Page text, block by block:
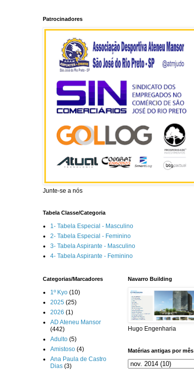
Patrocinadores
Junte-se a nós
Tabela Classe/Categoria
1- Tabela Especial - Masculino
2- Tabela Especial - Feminino
3- Tabela Aspirante - Masculino
4- Tabela Aspirante - Feminino
Categorias/Marcadores
1º Kyo (10)
2025 (25)
2026 (1)
AD Ateneu Mansor
(442)
Adulto (5)
Amistoso (4)
Ana Paula de Castro
Dias (3)
Navarro Building
Hugo Engenharia
Matérias antigas por mês